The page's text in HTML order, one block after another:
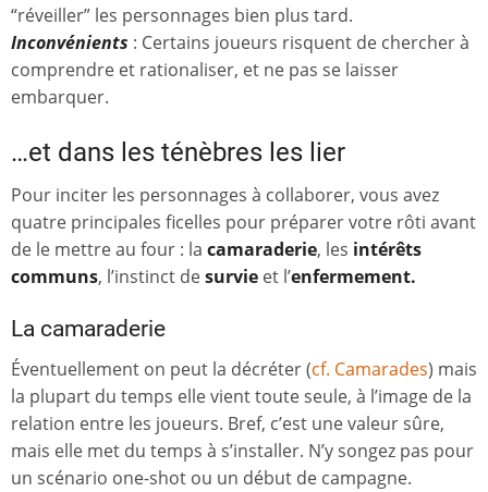
“réveiller” les personnages bien plus tard.
Inconvénients : Certains joueurs risquent de chercher à
comprendre et rationaliser, et ne pas se laisser
embarquer.
…et dans les ténèbres les lier
Pour inciter les personnages à collaborer, vous avez
quatre principales ficelles pour préparer votre rôti avant
de le mettre au four : la camaraderie, les intérêts
communs, l’instinct desurvie et l’enfermement.
La camaraderie
Éventuellement on peut la décréter (cf. Camarades) mais
la plupart du temps elle vient toute seule, à l’image de la
relation entre les joueurs. Bref, c’est une valeur sûre,
mais elle met du temps à s’installer. N’y songez pas pour
un scénario one-shot ou un début de campagne.